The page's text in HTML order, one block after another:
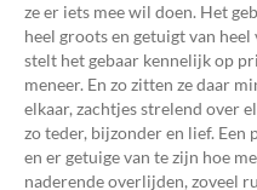
ze er iets mee wil doen. Het
heel groots en getuigt van
stelt het gebaar kennelijk op
meneer. En zo zitten ze daar
elkaar, zachtjes strelend over
zo teder, bijzonder en lief. Een
en er getuige van te zijn hoe
naderende overlijden, zoveel